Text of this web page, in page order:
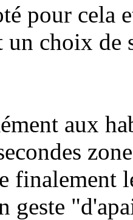
pour cela
un choix de
aux
finalement
geste